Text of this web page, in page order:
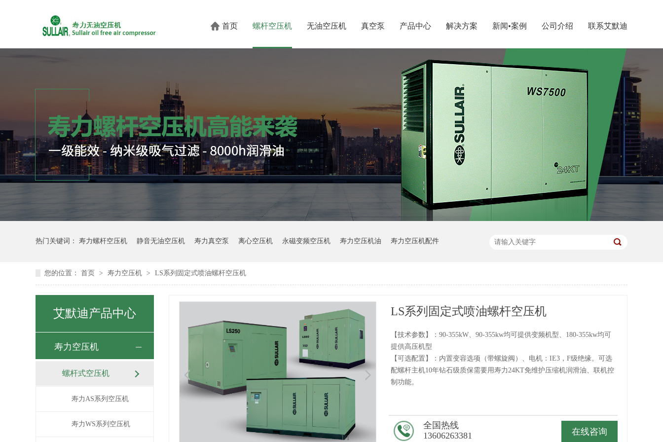
首页 螺杆空压机 无油空压机 真空泵 产品中心 解决方案 新闻•案例 公司介绍 联系艾默迪
热门关键词： 寿力螺杆空压机 静音无油空压机 寿力真空泵 离心空压机 永磁变频空压机 寿力空压机油 寿力空压机配件
您的位置： 首页 > 寿力空压机 > LS系列固定式喷油螺杆空压机
1 /1
LS系列固定式喷油螺杆空压机
【技术参数】：90-355kW、90-355kw均可提供变频机型、180-355kw均可
提供高压机型
【可选配置】：内置变容选项（带螺旋阀）、电机：IE3，F级绝缘。可选
配螺杆主机10年钻石级质保需要用寿力24KT免维护压缩机润滑油、联机控
制功能。
在线咨询
全国热线
13606263381
艾默迪产品中心
寿力空压机
螺杆式空压机
寿力AS系列空压机
寿力WS系列空压机